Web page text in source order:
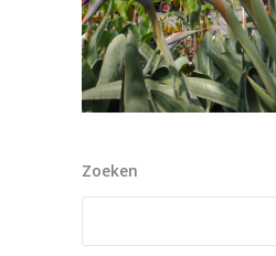
Zoeken